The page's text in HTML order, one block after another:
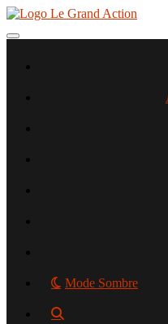
Aller
contenu
Toggle navigation
Mode Sombre